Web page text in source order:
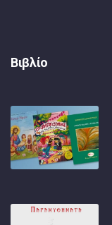
Βιβλίο